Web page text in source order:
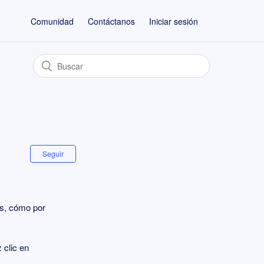
Comunidad Contáctanos Iniciar sesión
Seguir
cómo por
clic en